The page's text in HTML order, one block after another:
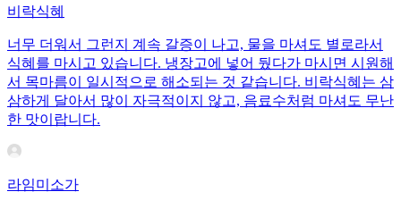
비락식혜
너무 더워서 그런지 계속 갈증이 나고, 물을 마셔도 별로라서
식혜를 마시고 있습니다. 냉장고에 넣어 뒀다가 마시면 시원해
서 목마름이 일시적으로 해소되는 것 같습니다. 비락식혜는 삼
삼하게 달아서 많이 자극적이지 않고, 음료수처럼 마셔도 무난
한 맛이랍니다.
라임미소가